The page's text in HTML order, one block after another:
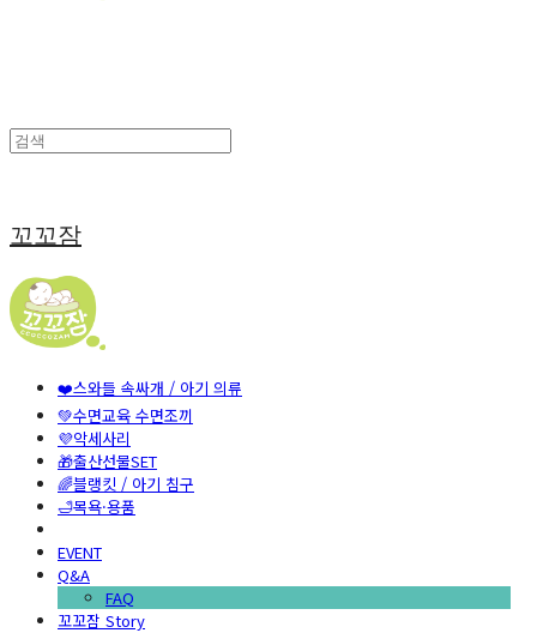
꼬꼬잠
❤️스와들 속싸개 / 아기 의류
💚수면교육 수면조끼
💜악세사리
🎁출산선물SET
🌈블랭킷 / 아기 침구
🛁목욕·용품
EVENT
Q&A
FAQ
꼬꼬잠 Story